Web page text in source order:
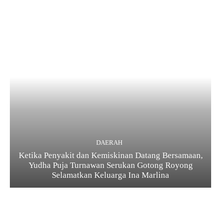
DAERAH
Ketika Penyakit dan Kemiskinan Datang Bersamaan,
Yudha Puja Turnawan Serukan Gotong Royong
Selamatkan Keluarga Ina Marlina